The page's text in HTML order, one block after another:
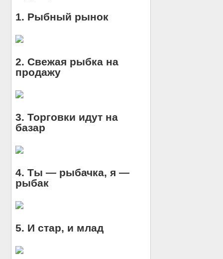
1. Рыбный рынок
2. Свежая рыбка на
продажу
3. Торговки идут на
базар
4. Ты — рыбачка, я —
рыбак
5. И стар, и млад